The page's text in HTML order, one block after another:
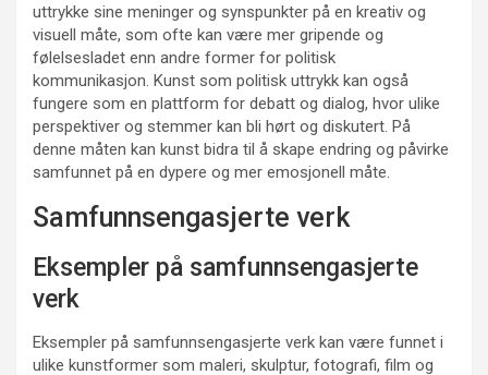
uttrykke sine meninger og synspunkter på en kreativ og
visuell måte, som ofte kan være mer gripende og
følelsesladet enn andre former for politisk
kommunikasjon. Kunst som politisk uttrykk kan også
fungere som en plattform for debatt og dialog, hvor ulike
perspektiver og stemmer kan bli hørt og diskutert. På
denne måten kan kunst bidra til å skape endring og påvirke
samfunnet på en dypere og mer emosjonell måte.
Samfunnsengasjerte verk
Eksempler på samfunnsengasjerte
verk
Eksempler på samfunnsengasjerte verk kan være funnet i
ulike kunstformer som maleri, skulptur, fotografi, film og